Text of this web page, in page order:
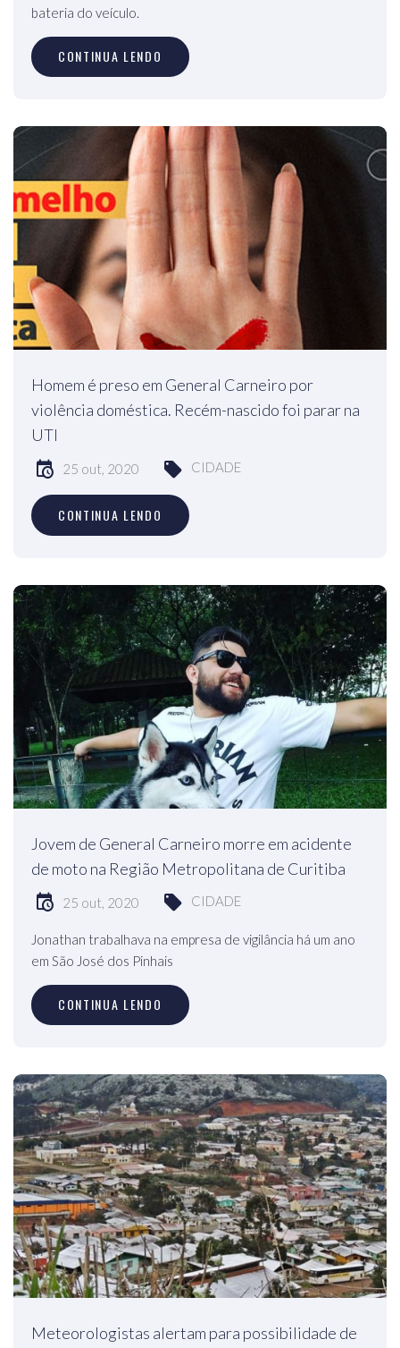
bateria do veículo.
CONTINUA LENDO
Homem é preso em General Carneiro por
violência doméstica. Recém-nascido foi parar na
UTI
25 out, 2020 CIDADE
CONTINUA LENDO
Jovem de General Carneiro morre em acidente
de moto na Região Metropolitana de Curitiba
25 out, 2020 CIDADE
Jonathan trabalhava na empresa de vigilância há um ano
em São José dos Pinhais
CONTINUA LENDO
Meteorologistas alertam para possibilidade de